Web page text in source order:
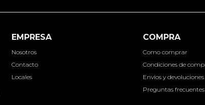
EMPRESA
Nosotros
Contacto
Locales
COMPRA
Como comprar
Condiciones de
Envíos y devoluciones
Preguntas frecuentes